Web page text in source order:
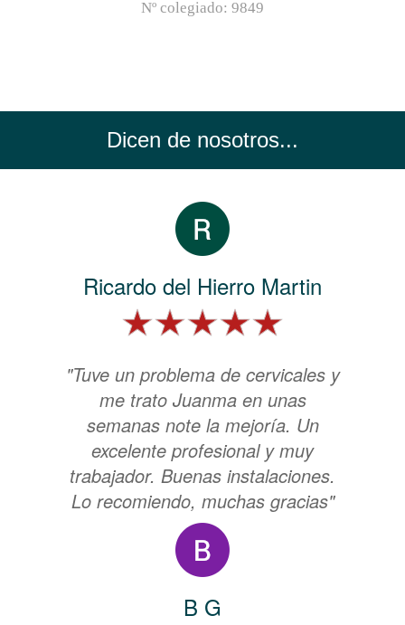
Nº colegiado: 9849
Dicen de nosotros...
Ricardo del Hierro Martin
"Tuve un problema de cervicales y
me trato Juanma en unas
semanas note la mejoría. Un
excelente profesional y muy
trabajador. Buenas instalaciones.
Lo recomiendo, muchas gracias"
B G